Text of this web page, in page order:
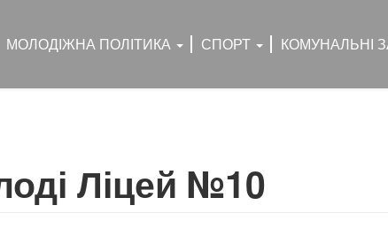
МОЛОДІЖНА ПОЛІТИКА СПОРТ КОМУНАЛЬНІ
Ліцей №10